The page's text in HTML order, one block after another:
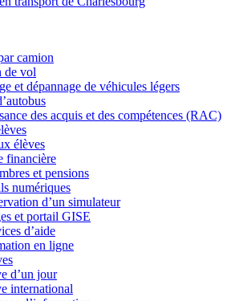
camion
de vol
et dépannage de véhicules légers
des acquis et des compétences (RAC)
élèves
financière
et pensions
numériques
d’un simulateur
et portail GISE
d’aide
en ligne
d’un jour
international